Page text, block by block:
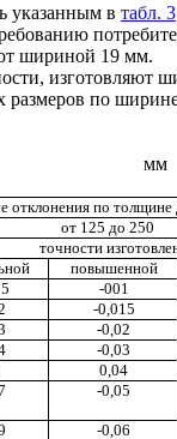
указанным в табл. 3
шириной 19 мм.
изготовляют
размеров по шири
мм
отклонения по
от 125 до 250
точности
повышенной
-001
-0,01 5
-0,02
-0,03
0 ,04
-0,05
-0,06